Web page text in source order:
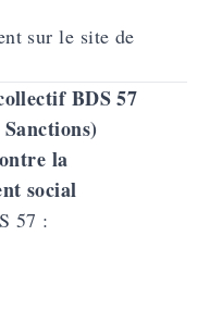
sur le site de
BDS 57
la
social
57 :